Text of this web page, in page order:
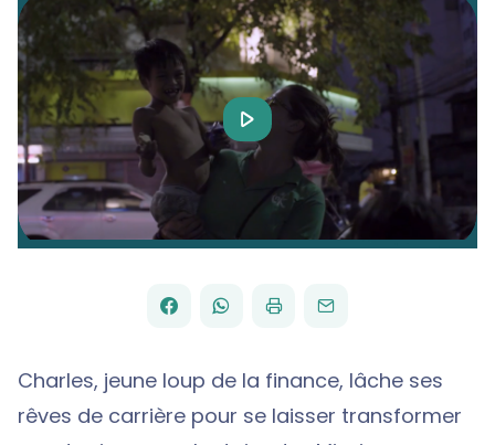
Play
Video
PARTAGER
FACEBOOK
PARTAGER
WHATSAPP
IMPRIMERENVOYER
PAR
EMAIL
Charles, jeune loup de la finance, lâche ses
rêves de carrière pour se laisser transformer